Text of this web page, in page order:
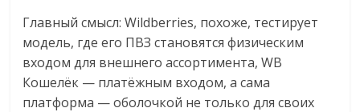
Главный смысл: Wildberries, похоже, тестирует
модель, где его ПВЗ становятся физическим
входом для внешнего ассортимента, WB
Кошелёк — платёжным входом, а сама
платформа — оболочкой не только для своих